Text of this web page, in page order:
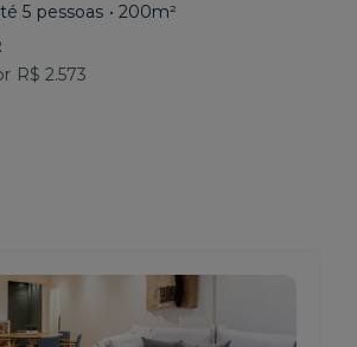
5 pessoas • 200m²
R$ 2.573